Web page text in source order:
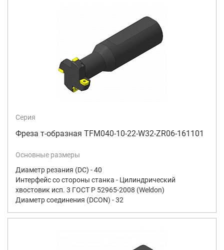
Серия
Фреза т-образная TFM040-10-22-W32-ZR06-161101
Основные размеры
Диаметр резания (DC) - 40
Интерфейс со стороны станка - Цилиндрический
хвостовик исп. 3 ГОСТ Р 52965-2008 (Weldon)
Диаметр соединения (DCON) - 32